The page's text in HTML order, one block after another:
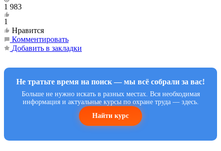
1 983
1
Нравится
Комментировать
Добавить в закладки
Не тратьте время на поиск — мы всё собрали за вас!
Больше не нужно искать в разных местах. Вся необходимая
информация и актуальные курсы по охране труда — здесь.
Найти курс